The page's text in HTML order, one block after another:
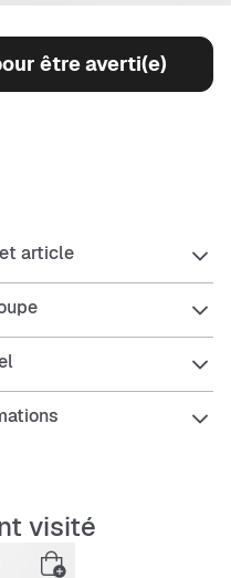
être averti(e)
article
visité